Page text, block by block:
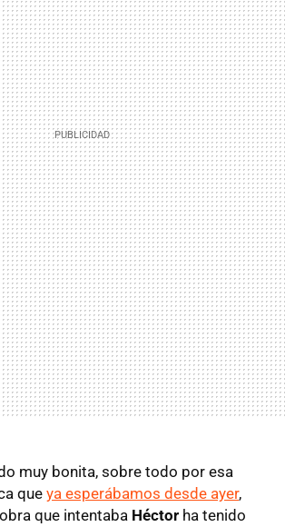
muy bonita, sobre todo por esa
que ya esperábamos desde ayer,
que intentaba Héctor ha tenido